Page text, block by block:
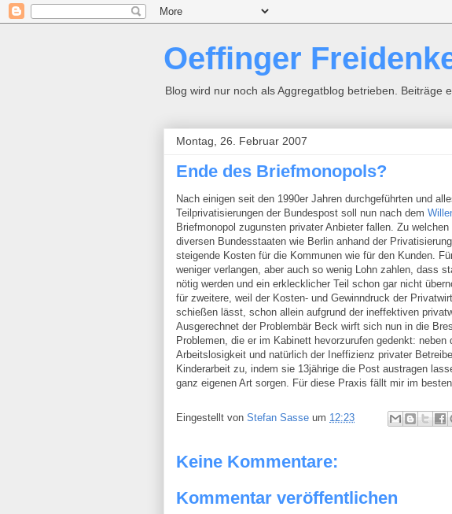
Oeffinger
Blog wird nur noch als Aggregatblog betrieben. Beiträge
Montag, 26. Februar 2007
Ende des Briefmonopols?
Nach einigen seit den 1990er Jahren durchgeführten und
Teilprivatisierungen der Bundespost soll nun nach dem
Briefmonopol zugunsten privater Anbieter fallen. Zu
diversen Bundesstaaten wie Berlin anhand der
steigende Kosten für die Kommunen wie für den Kunden.
weniger verlangen, aber auch so wenig Lohn zahlen, dass
nötig werden und ein erklecklicher Teil schon gar nicht
für zweitere, weil der Kosten- und Gewinndruck der
schießen lässt, schon allein aufgrund der ineffektiven
Ausgerechnet der Problembär Beck wirft sich nun in die
Problemen, die er im Kabinett hevorzurufen gedenkt:
Arbeitslosigkeit und natürlich der Ineffizienz privater
Kinderarbeit zu, indem sie 13jährige die Post austragen
ganz eigenen Art sorgen. Für diese Praxis fällt mir im
Eingestellt von Stefan Sasse um 12:23
Keine Kommentare:
Kommentar veröffentlichen